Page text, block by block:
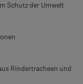
Schutz der Umwelt
Rindertracheen und